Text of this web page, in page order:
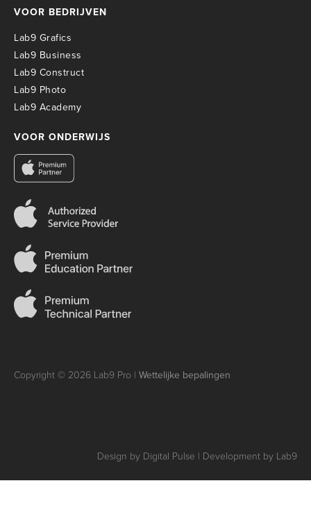
VOOR BEDRIJVEN
Lab9 Grafics
Lab9 Business
Lab9 Construct
Lab9 Photo
Lab9 Academy
VOOR ONDERWIJS
Copyright © 2026 Lab9 Pro | Wettelijke bepalingen
Design by Digital Pulse | Development by Lab9